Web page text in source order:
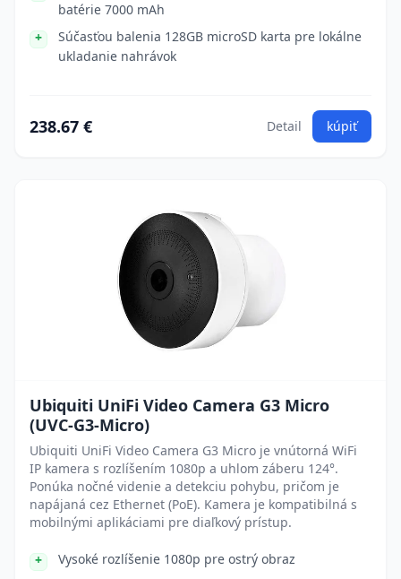
batérie 7000 mAh
Súčasťou balenia 128GB microSD karta pre lokálne
ukladanie nahrávok
238.67 € Detail kúpiť
Ubiquiti UniFi Video Camera G3 Micro
(UVC-G3-Micro)
Ubiquiti UniFi Video Camera G3 Micro je vnútorná WiFi
IP kamera s rozlíšením 1080p a uhlom záberu 124°.
Ponúka nočné videnie a detekciu pohybu, pričom je
napájaná cez Ethernet (PoE). Kamera je kompatibilná s
mobilnými aplikáciami pre diaľkový prístup.
Vysoké rozlíšenie 1080p pre ostrý obraz